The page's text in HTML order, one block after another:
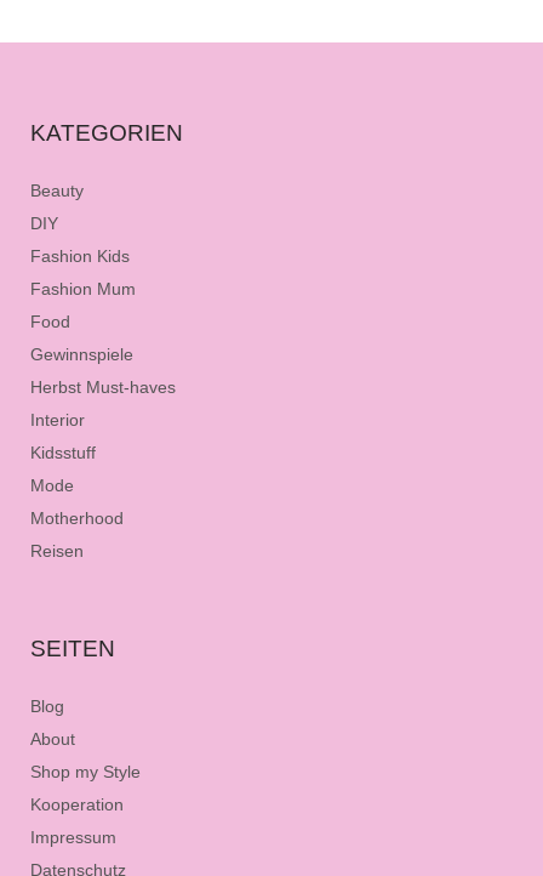
KATEGORIEN
Beauty
DIY
Fashion Kids
Fashion Mum
Food
Gewinnspiele
Herbst Must-haves
Interior
Kidsstuff
Mode
Motherhood
Reisen
SEITEN
Blog
About
Shop my Style
Kooperation
Impressum
Datenschutz